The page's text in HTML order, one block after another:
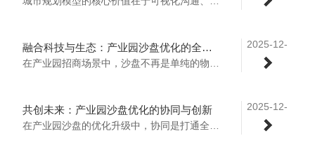
2025-12-
19
融合科技与生态：产业园沙盘优化的全景探索
在产业园招商场景中，沙盘不再是单纯的物理空间复刻载体，而是科技交互与生态理念可视化的核心营销工具，其优化方向需围绕“精准传递产业价值、提升招商体验、强化客户决策信心”三大目标展开，实现从“展示工具”到“营销引擎”的升级。..
2025-12-
19
共创未来：产业园沙盘优化的协同与创新
在产业园沙盘的优化升级中，协同是打通全链条价值的核心，创新是撬动营销转化与体验升级的关键，二者结合可将沙盘从“展示工具”升级为“产业价值传播载体”。..